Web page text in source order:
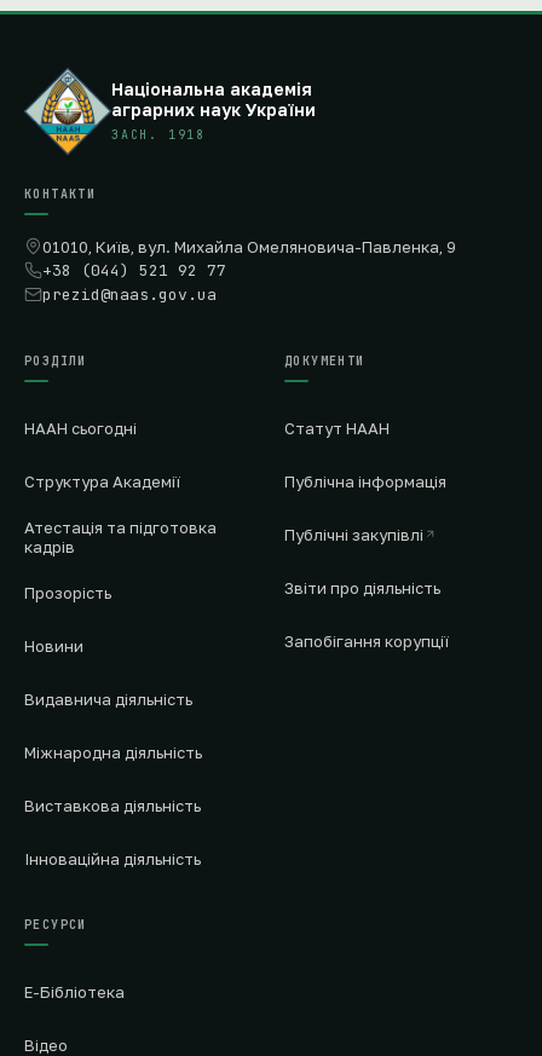
Національна академія
аграрних наук України
ЗАСН. 1918
КОНТАКТИ
01010, Київ, вул. Михайла Омеляновича-Павленка, 9
+38 (044) 521 92 77
prezid@naas.gov.ua
РОЗДІЛИ
НААН сьогодні
Структура Академії
Атестація та підготовка
кадрів
Прозорість
Новини
Видавнича діяльність
Міжнародна діяльність
Виставкова діяльність
Інноваційна діяльність
ДОКУМЕНТИ
Статут НААН
Публічна інформація
Публічні закупівлі
Звіти про діяльність
Запобігання корупції
РЕСУРСИ
Е-Бібліотека
Відео